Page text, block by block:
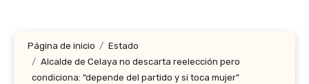
Página de inicio
Estado
Alcalde de Celaya no descarta reelección pero
condiciona: “depende del partido y si toca mujer”